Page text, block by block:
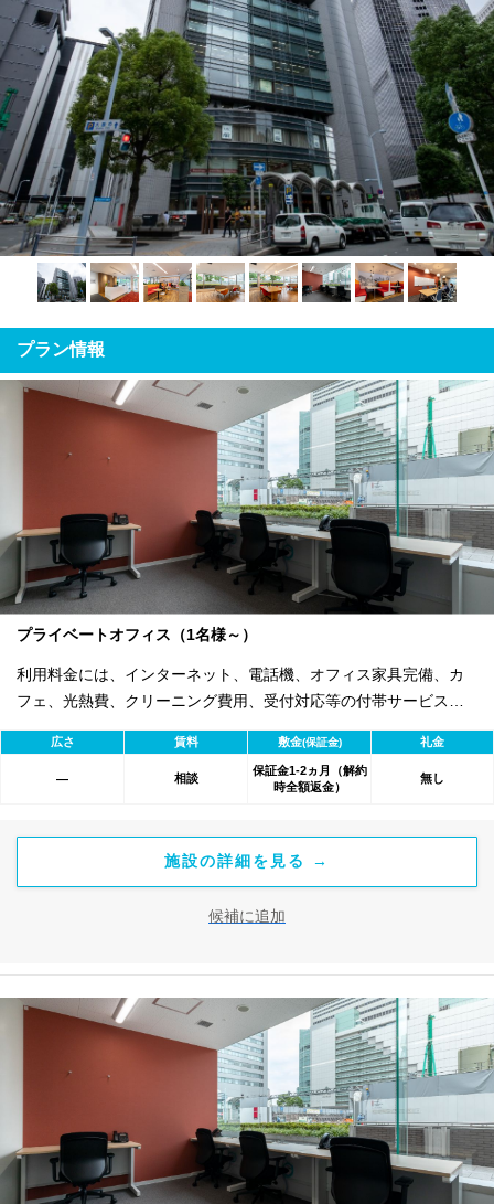
プラン情報
プライベートオフィス（1名様～）
利用料金には、インターネット、電話機、オフィス家具完備、カ
フェ、光熱費、クリーニング費用、受付対応等の付帯サービスす
べて含まれ、追加料金不要です。 また適宜キャンペーン、契約期
間による割引特典あります。
広さ 賃料 敷金(保証金) 礼金
― 相談
保証金1-2ヵ月（解約
時全額返金）
無し
施設の詳細を見る →
候補に追加